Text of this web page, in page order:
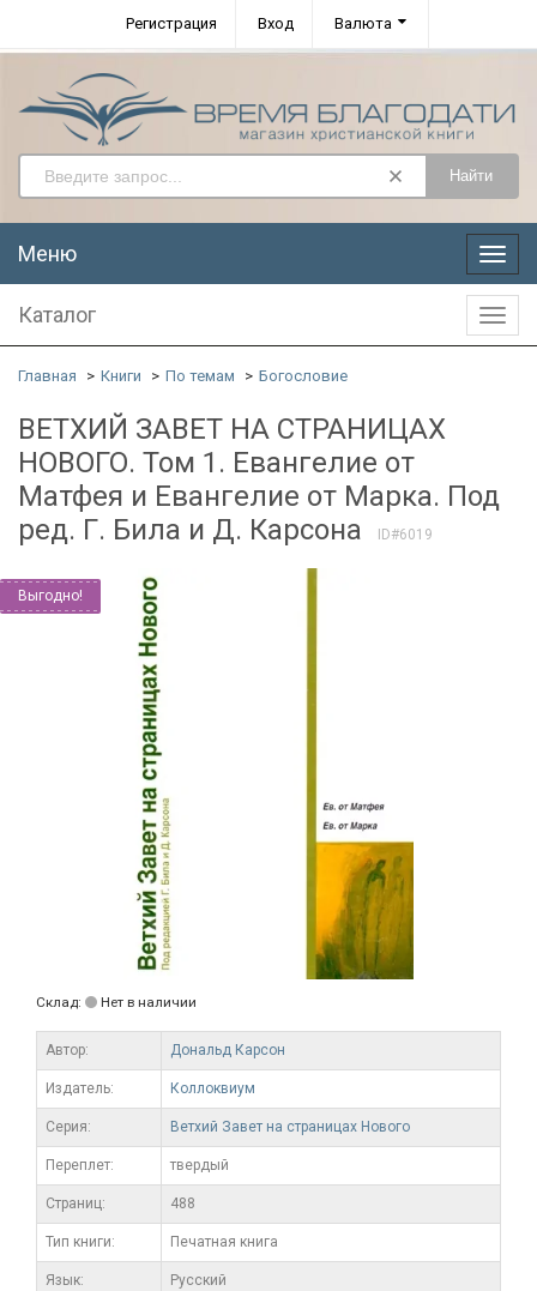
Регистрация Вход Валюта
Найти
Меню
Меню
Каталог
Главная Книги По темам Богословие
ВЕТХИЙ ЗАВЕТ НА СТРАНИЦАХ
НОВОГО. Том 1. Евангелие от
Матфея и Евангелие от Марка. Под
ред. Г. Била и Д. Карсона
ID#6019
Выгодно!
Склад: Нет в наличии
Автор: Дональд Карсон
Издатель: Коллоквиум
Серия: Ветхий Завет на страницах Нового
Переплет: твердый
Cтраниц: 488
Тип книги: Печатная книга
Язык: Русский